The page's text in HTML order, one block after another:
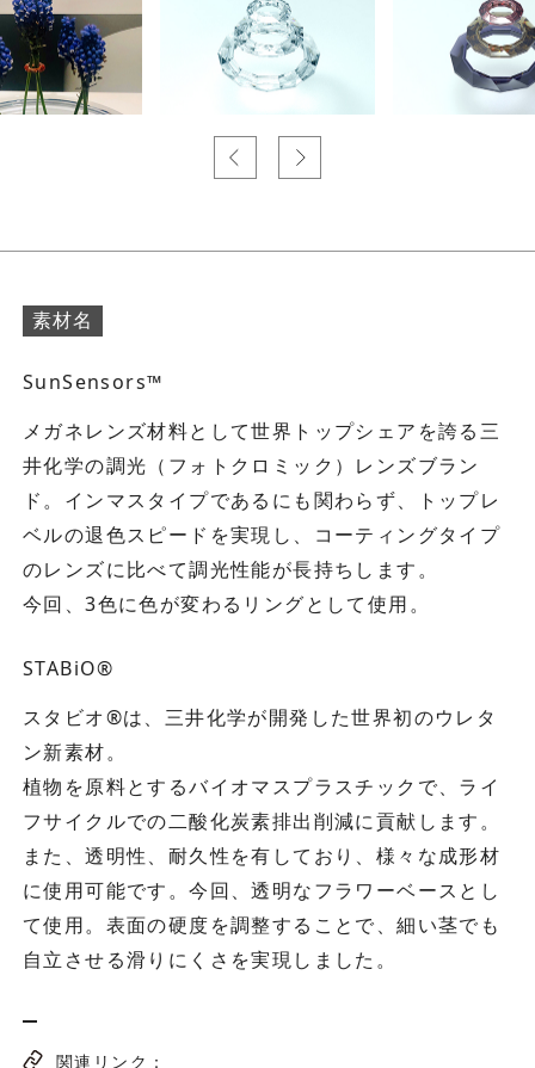
素材名
SunSensors™
メガネレンズ材料として世界トップシェアを誇る三
井化学の調光（フォトクロミック）レンズブラン
ド。インマスタイプであるにも関わらず、トップレ
ベルの退色スピードを実現し、コーティングタイプ
のレンズに比べて調光性能が長持ちします。
今回、3色に色が変わるリングとして使用。
STABiO®
スタビオ®は、三井化学が開発した世界初のウレタ
ン新素材。
植物を原料とするバイオマスプラスチックで、ライ
フサイクルでの二酸化炭素排出削減に貢献します。
また、透明性、耐久性を有しており、様々な成形材
に使用可能です。今回、透明なフラワーベースとし
て使用。表面の硬度を調整することで、細い茎でも
自立させる滑りにくさを実現しました。
関連リンク：